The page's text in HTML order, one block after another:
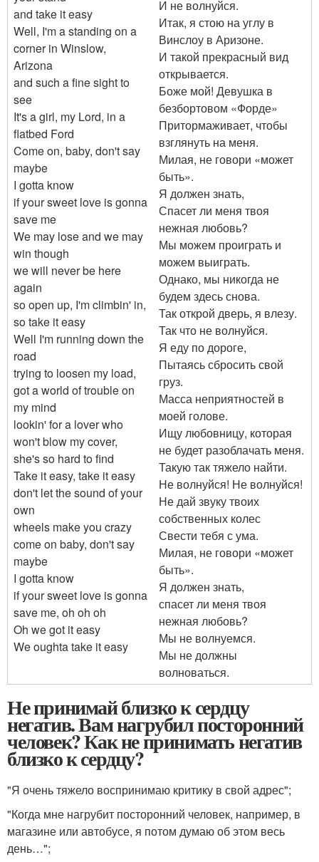
and take it easy
Well, I'm a standing on a
corner in Winslow,
Arizona
and such a fine sight to
see
It's a girl, my Lord, in a
flatbed Ford
Come on, baby, don't say
maybe
I gotta know
if your sweet love is gonna
save me
We may lose and we may
win though
we will never be here
again
so open up, I'm climbin' in,
so take it easy
Well I'm running down the
road
trying to loosen my load,
got a world of trouble on
my mind
lookin' for a lover who
won't blow my cover,
she's so hard to find
Take it easy, take it easy
don't let the sound of your
own
wheels make you crazy
come on baby, don't say
maybe
I gotta know
if your sweet love is gonna
save me, oh oh oh
Oh we got it easy
We oughta take it easy
И не волнуйся.
Итак, я стою на углу в
Винслоу в Аризоне.
И такой прекрасный вид
открывается.
Боже мой! Девушка в
безбортовом «Форде»
Притормаживает, чтобы
взглянуть на меня.
Милая, не говори «может
быть».
Я должен знать,
Спасет ли меня твоя
нежная любовь?
Мы можем проиграть и
можем выиграть.
Однако, мы никогда не
будем здесь снова.
Так открой дверь, я влезу.
Так что не волнуйся.
Я еду по дороге,
Пытаясь сбросить свой
груз.
Масса неприятностей в
моей голове.
Ищу любовницу, которая
не будет разоблачать меня.
Такую так тяжело найти.
Не волнуйся! Не волнуйся!
Не дай звуку твоих
собственных колес
Свести тебя с ума.
Милая, не говори «может
быть».
Я должен знать,
спасет ли меня твоя
нежная любовь?
Мы не волнуемся.
Мы не должны
волноваться.
Не принимай близко к сердцу
негатив. Вам нагрубил посторонний
человек? Как не принимать негатив
близко к сердцу?
"Я очень тяжело воспринимаю критику в свой адрес";
"Когда мне нагрубит посторонний человек, например, в
магазине или автобусе, я потом думаю об этом весь
день…";